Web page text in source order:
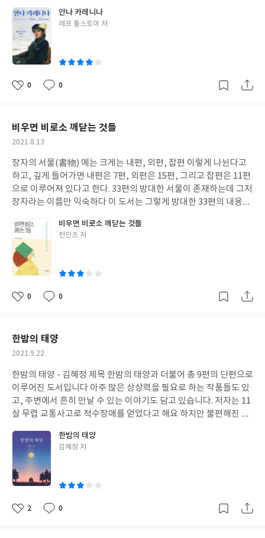
행기는 참 신선하게 다가옵니다 더 나아가 내가 꿈꾸던 이상적인 할
머니의 모습이 아닐까 싶습니다 자식들에게 의지하지 않고 스스로
의 인생을 거뜬히 경영하는 삶! 지금부터라도 이렇게 나이 들어갈
수 있도록 준비해야 하지 않을까 싶습니다 많은 이들이 단편 하나하
나에 공감하는 부분들이 있으리라 생각됩니다 잠시나마, 편안한 마
을 받은 적이 있다 어느 모임에서 친구가 남편에게서 상처받은 이야
기를 하면서 자신의 존재에 대하여 심각한 고민을 하고 있을 때이다
마침 이 도서가 옆에 있어서 페이지 뒷면에 있는 조동화님의 “나 하
나 꽃 피어”라는 시를 캡처해 메신저로 보냈다 얼마 지나지 않아 그
친구가 많은 위로를 받았다며 영상을 보내준 것이다 어느 바리톤의
중후한 음성으로 이어지는 노래~~ 순간 가슴속 깊은 곳에서 무언가
가 올라오면서 내 자신이 울컥한 것이다 친구를 위로하려다 도리어
합니다 많은 이들이 이 도서를 통하여 인생이 귀하다는 것을, 사람
인트는 안나의 불륜인 브론스키와의 사랑인데 왜 청소년 권장도서
인지 잠시 의아스럽긴 합니다만……. 누군가는 같은 도서를 여러 번
읽을 때에도 때와 장소에 따라서, 나이 때별로 감동이 다르다고 합
니다 아마도 그때의 나와 지금의 내가 다르기 때문은 아닐는지
수 있는 영역이 아니니까요! 내가 [안나 카레니나]를 통독한 건 이번
못 한 듯합니다 그래서인지 익숙한 도서임에도 불구하고 참 새롭습
니다 뻔한 이야기임에도 신선하다고 해야 할까요! 결혼 생활을 유지
하고 있는 요즈음, [불륜]이라는 단어가 한 가정에 얼마나 큰 파급력
을 행사하는 힘이 있는 언어임을 충분히 알기에 더욱 안나라는 캐릭
터에 집중되는 듯합니다 “기가 막힌 심리묘사” 덕분에 더더욱 이 도
서에 빠져드는 듯합니다 불륜을 저지르면서도 너무나 당당한 안나
를 보면 눈살이 찌푸려지기도 하는데요 소설 속 캐릭터라고 하지만
그 시대의 러시아 사교계의 위선적 면모를 비판하고자 했다고 하지
요 그 시대 상류층 사이에서 불륜이 매우 흔한 일이었다고 하네요 모
두가 알고는 있으나, 아무도 문제 삼지 않는 문화 공적인 장소에서
드러내지만 않으면, 누구나가 암묵적인 침묵이 가능한……. 누군가
는 “카레닌”이 품위와 명예만 중시하는 무정하고 무심한 남편이라
고 표현하지만, 난 안나를 만나고 나니 그가 천사가 아닐까 하는 생
각을 해봅니다 요즈음 “내로남불” 이라는 신조어가 유행처럼 사용
니까요 그리고 그 끝은 안나처럼 행복한 결말이 될 수 없습니다 한
사람에 대한 집착증이 심해져 자신을 얼마나 피폐하게 만드는지 이
도서를 통하여 다시 한번 확인할 수 있습니다 이렇듯 안나와 브론스
키의 삶을 보아온 우리들은 사람으로서 지켜야 할 도리에서 벗어나
지 않기를 희망해봅니다 이 도서는 600페이지 가까운 분량의 도서
이긴 하나, 안나에 집중하지 않아도 등장인물들의 다양한 캐릭터가
있기 때문에 읽는 내내 지루하지 않을 듯합니다 모두가 캐릭터 하나
하나, 개개인의 심리묘사 하나하나에 집중해보는 건 어떨까요?
안나 카레니나
글
레프 톨스토이 저
좋
0
댓
0
작
비우면 비로소 깨닫는 것들
작
일
2021.8.13
장자의 서물(書物) 에는 크게는 내편, 외편, 잡편 이렇게 나뉜다고
하고, 깊게 들어가면 내편은 7편, 외편은 15편, 그리고 잡편은 11편
으로 이루어져 있다고 한다. 33편의 방대한 서물이 존재하는데 그저
장자라는 이름만 익숙하다 이 도서는 그렇게 방대한 33편의 내용을
자]와 만날 수 있도록 길잡이 역할을 톡톡히 해주고 있다 장자의 여
러 편의 주요 글귀들을 모아 저자 자신만의 생각을 담고 있으며, 더
나아가 장자가 전하고자 하는 이야기가 무엇인지 그 이야기들이 어
떤 의미가 있는지 우리들에게 자세하게 알려주려 한다. 하여 쉽게 다
가온 글귀 몇 편을 찾아본다…. [얼굴을 마주할 때는 좋은 낯빛으로
남을 칭찬하다가 또한 쉽게 등을 돌리고 그를 깎아내린다] - 도척 이
도 쏟아지기 마련이다” 현대사회에서도 적용되는 사람의 심리를 잘
묘사하고 있다. 얼마 전 지인의 SNS 글귀를 본 적이 있다. 누군가의
험담으로 괴로워하는 듯하다 험담을 한 그 지인에게 경고성 멘트도
빼놓지 않는다 하지만 그 글귀만으로도 난 안다.. 험담을 한 친구가
누구인지……. 같은 공간 안에 있을 때는 둘도 없는 절친이라고 하는
사람들이 서로 다른 공간에 가서는 서로를 비방한다는 것을……. 그
래서인지 이 글귀가 다시금 눈에 들어온다.. 그리고 다시금 깨닫는다
들은 모두 뭔가를 위해 죽는다. 어떤 사람들은 인의를 위해 죽어서
그를 군자라 일컫는다. 어떤 사람은 재물을 위해 죽어서 사람들이 그
를 소인이라 일컫는다] -병무 저자가 이 글귀를 왜 작은 도둑과 큰
도둑으로 비유했는지 잘 이해는 되지 않으나 이 페이지를 읽다 보니
얼마 전 TV에서 접한 내용이 생각이 난다.. 7, 80년대 사회 고위층
집을 자주 털어 “대도(大盜)라는 별명을 얻었다 한다.. 훔친 돈 일부
를 가난한 사람을 위해 사용하기도 했다고 하여 의적으로 표현되기
비우면 비로소 깨닫는 것들
글
천인츠 저
좋
0
댓
0
작
한밤의 태양
작
일
2021.9.22
한밤의 태양 - 김혜정 제목 한밤의 태양과 더불어 총 9편의 단편으로
이루어진 도서입니다 아주 많은 상상력을 필요로 하는 작품들도 있
고, 주변에서 흔히 만날 수 있는 이야기도 담고 있습니다. 저자는 11
살 무렵 교통사고로 척수장애를 얻었다고 해요 하지만 불편해진 몸
다! 더불어 자신이 쓴 글들이 이 도서를 만나는 모든 이들에게 위로
와 평화를 줄 수 있다면 자신을 행복할 것이라고……. 그 따뜻한 마음
만으로도 왠지 위로가 되는 느낌입니다! 페이지를 넘기기도 전에 왠
지 마음이 잔잔해지는 느낌입니다! 잠시나마, 내 자신이 부끄럽기
든요 누구나가 치열하고 고단한 삶 속에서 자그마한 행복들을 찾아
한밤의 태양
글
김혜정 저
좋
2
댓
0
작